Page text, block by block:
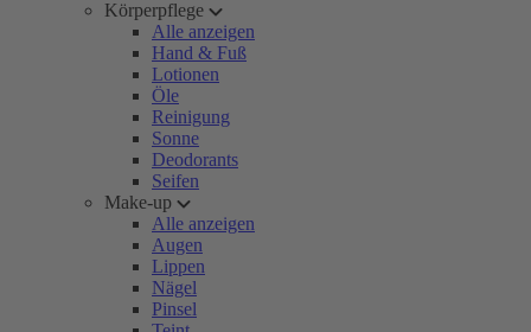
Körperpflege
Alle anzeigen
Hand & Fuß
Lotionen
Öle
Reinigung
Sonne
Deodorants
Seifen
Make-up
Alle anzeigen
Augen
Lippen
Nägel
Pinsel